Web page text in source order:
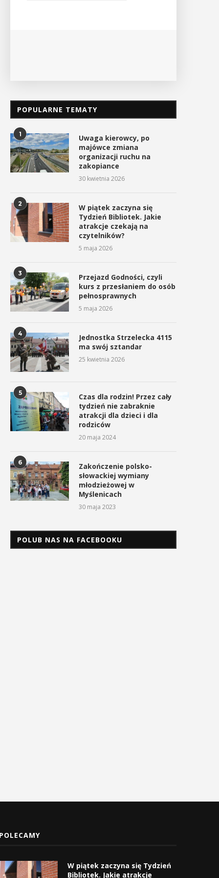
POPULARNE TEMATY
1
Uwaga kierowcy, po
majówce zmiana
organizacji ruchu na
zakopiance
30 kwietnia 2026
2
W piątek zaczyna się
Tydzień Bibliotek. Jakie
atrakcje czekają na
czytelników?
5 maja 2026
3
Przejazd Godności, czyli
kurs z przesłaniem do osób
pełnosprawnych
5 maja 2026
4
Jednostka Strzelecka 4115
ma swój sztandar
25 kwietnia 2026
5
Czas dla rodzin! Przez cały
tydzień nie zabraknie
atrakcji dla dzieci i dla
rodziców
20 maja 2024
6
Zakończenie polsko-
słowackiej wymiany
młodzieżowej w
Myślenicach
30 maja 2023
POLUB NAS NA FACEBOOKU
POLECAMY
W piątek zaczyna się Tydzień
Bibliotek. Jakie atrakcje